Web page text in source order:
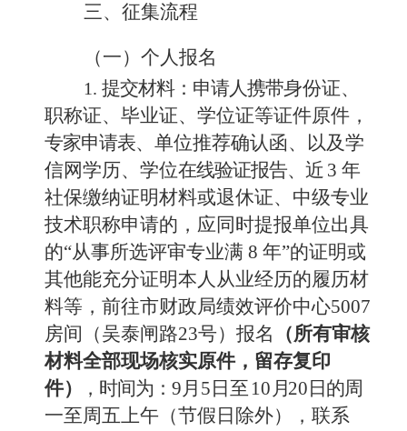
三、征集流程
（一）个人报名
1. 提交材料：申请人携带身份证、
职称证、毕业证、学位证等证件原件，
专家申请表、单位推荐确认函、
以及学
信网学历、学位在线验证报告、 近 3 年
社保缴纳证明材料或退休证、 中级专业
技术职称申请的，应同时提报单位出具
的“从事所选评审专业满 8 年”的证明或
其他能充分证明本人从业经历的履历材
料等， 前往市财政局绩效评价中心5007
房间（吴泰闸路23号） 报名 （所有审核
材料全部现场核实原件，留存复印
件） ，时间为 ： 9月 5 日至 10 月20 日的周
一至周五上午（节假日除外） ， 联系